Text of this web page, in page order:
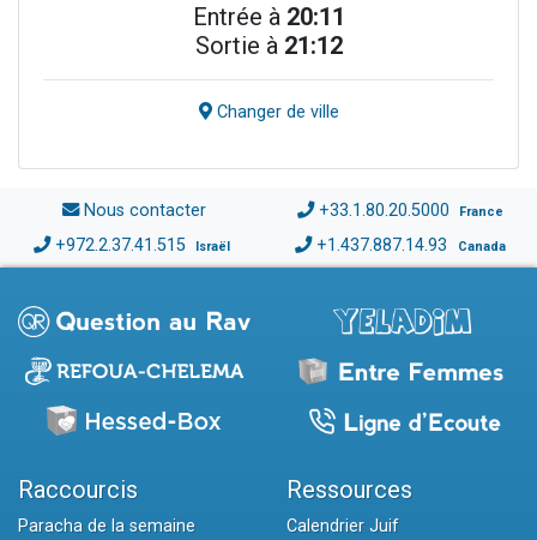
Entrée à 20:11
Sortie à 21:12
Changer de ville
Nous contacter +33.1.80.20.5000 France
+972.2.37.41.515 Israël +1.437.887.14.93 Canada
Raccourcis
Paracha de la semaine
Ressources
Calendrier Juif